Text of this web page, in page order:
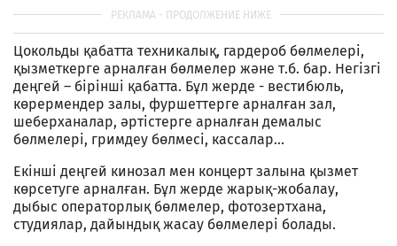
Цокольды қабатта техникалық, гардероб бөлмелері,
қызметкерге арналған бөлмелер және т.б. бар. Негізгі
деңгей – бірінші қабатта. Бұл жерде - вестибюль,
көрермендер залы, фуршеттерге арналған зал,
шеберханалар, әртістерге арналған демалыс
бөлмелері, гримдеу бөлмесі, кассалар…
Екінші деңгей кинозал мен концерт залына қызмет
көрсетуге арналған. Бұл жерде жарық-жобалау,
дыбыс операторлық бөлмелер, фотозертхана,
студиялар, дайындық жасау бөлмелері болады.